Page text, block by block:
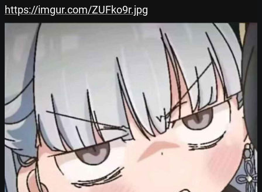
https://imgur.com/ZUFko9r.jpg